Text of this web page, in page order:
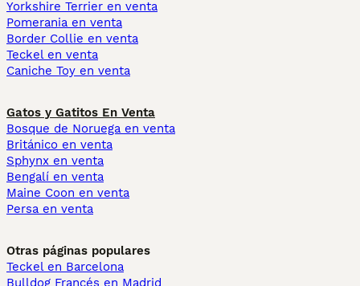
Yorkshire Terrier en venta
Pomerania en venta
Border Collie en venta
Teckel en venta
Caniche Toy en venta
Gatos y Gatitos En Venta
Bosque de Noruega en venta
Británico en venta
Sphynx en venta
Bengalí en venta
Maine Coon en venta
Persa en venta
Otras páginas populares
Teckel en Barcelona
Bulldog Francés en Madrid